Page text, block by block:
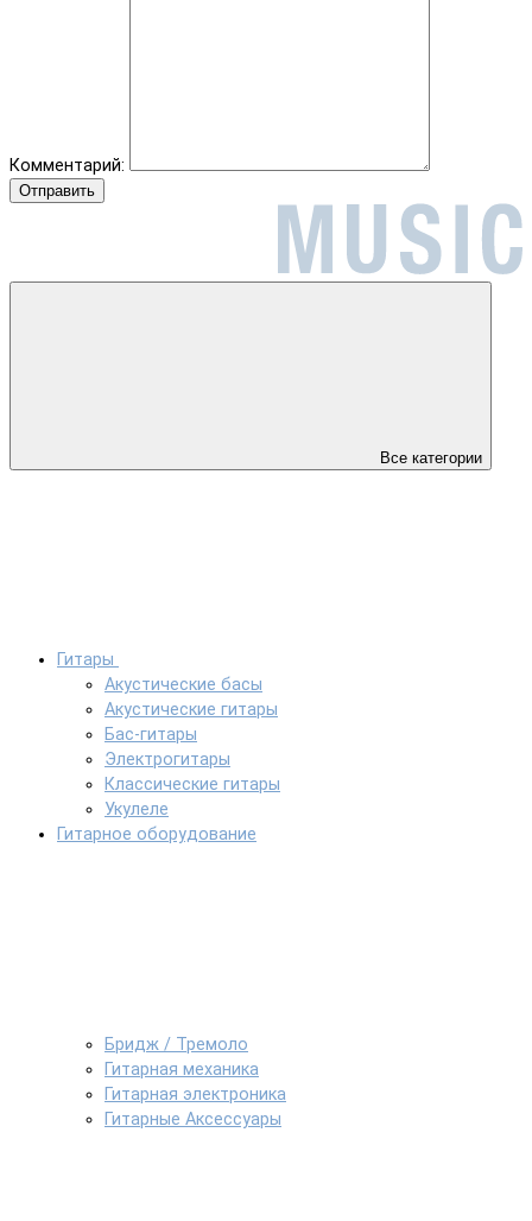
Комментарий:
Отправить
Все категории
Гитары
Акустические басы
Акустические гитары
Бас-гитары
Электрогитары
Классические гитары
Укулеле
Гитарное оборудование
Бридж / Тремоло
Гитарная механика
Гитарная электроника
Гитарные Аксессуары